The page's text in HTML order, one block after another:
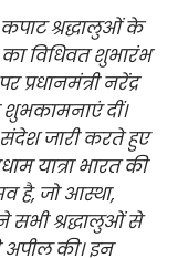
कपाट श्रद्धालुओं के
का विधिवत शुभारंभ
प्रधानमंत्री नरेंद्र
शुभकामनाएं दीं।
संदेश जारी करते हुए
यात्रा भारत की
है, जो आस्था,
सभी श्रद्धालुओं से
अपील की। इन